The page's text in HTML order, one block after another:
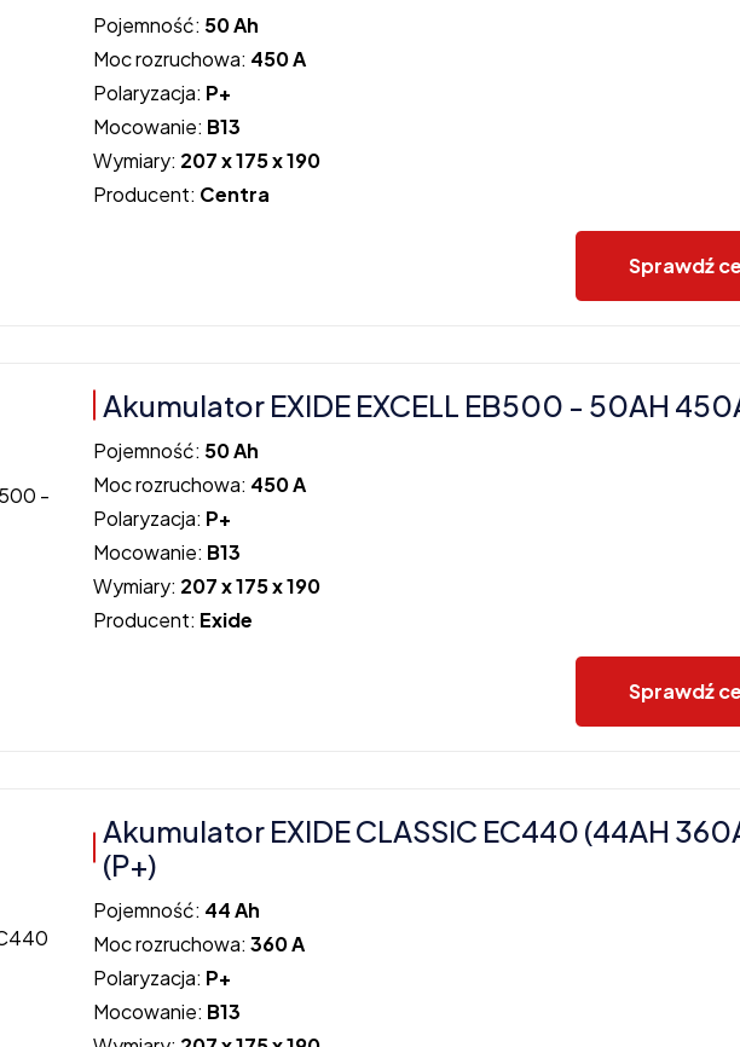
Pojemność: 50 Ah
Moc rozruchowa: 450 A
Polaryzacja: P+
Mocowanie: B13
Wymiary: 207 x 175 x 190
Producent: Centra
Sprawdź
Akumulator EXIDE EXCELL EB500 - 50AH
Pojemność: 50 Ah
Moc rozruchowa: 450 A
Polaryzacja: P+
Mocowanie: B13
Wymiary: 207 x 175 x 190
Producent: Exide
Sprawdź
Akumulator EXIDE CLASSIC EC440 (44AH
(P+)
Pojemność: 44 Ah
Moc rozruchowa:360 A
Polaryzacja: P+
Mocowanie: B13